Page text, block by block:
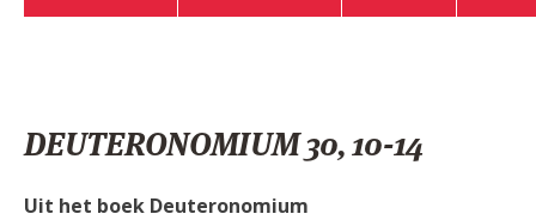
DEUTERONOMIUM 30, 10-14
Uit het boek Deuteronomium